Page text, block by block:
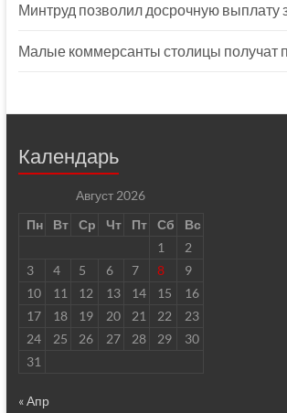
Минтруд позволил досрочную выплату
Малые коммерсанты столицы получат
Календарь
Август 2026
Пн
Вт Ср Чт Пт Сб
Вс
1
2
3
4 5 6 7 8
9
10
11 12 13 14 15
16
17
18 19 20 21 22
23
24
25 26 27 28 29
30
31
« Апр